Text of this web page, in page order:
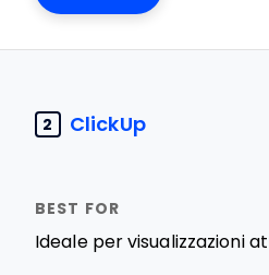
2 ClickUp
Ideale per visualizzazioni